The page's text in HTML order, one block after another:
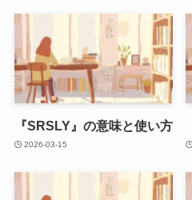
『SRSLY』の意味と使い方
2026-03-15